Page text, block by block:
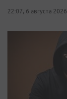
22:07, 6 августа 2026